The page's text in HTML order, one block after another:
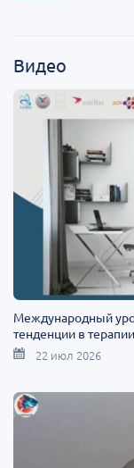
Видео
Международный
тенденции в
22 июл 2026